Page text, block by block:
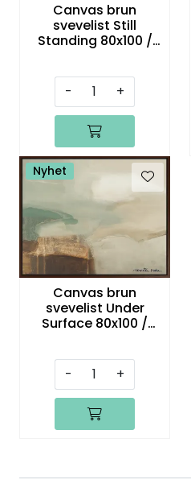
Canvas brun
svevelist Still
Standing 80x100 /
-
+
Nyhet
Canvas brun
svevelist Under
Surface 80x100 /
-
+